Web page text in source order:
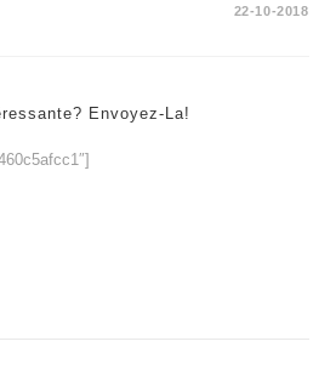
22-10-2018
Envoyez-La!